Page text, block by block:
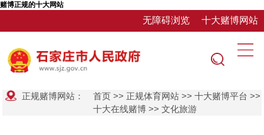
赌博正规的十大网站
无障碍浏览 十大赌博网站
正规赌博网站： 首页 >> 正规体育网站 >>十大赌博平台 >>
十大在线赌博 >>文化旅游